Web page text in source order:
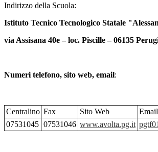
Indirizzo della Scuola:
Istituto Tecnico Tecnologico Statale
via Assisana 40e – loc. Piscille – 06135
Numeri telefono, sito web, email:
Centralino Fax Sito Web
07531045 07531046 www.avolta.pg.it